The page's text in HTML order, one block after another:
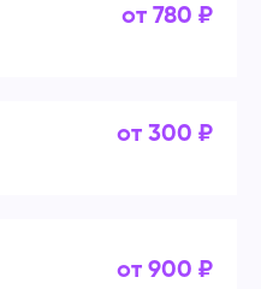
от 780 ₽
от 300 ₽
от 900 ₽